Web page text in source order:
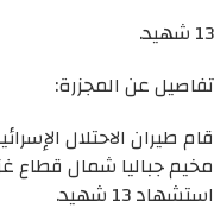
13 شهيد.
تفاصيل عن المجزرة:
قام طيران الاحتلال
مخيم جباليا شمال قطاع
استشهاد 13 شهيد.